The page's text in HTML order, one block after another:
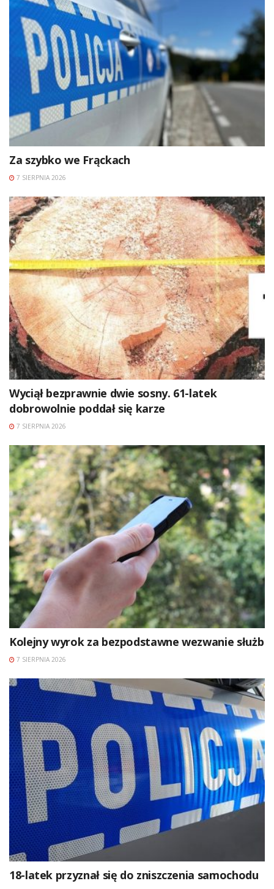
Za szybko we Frąckach
7 SIERPNIA 2026
Wyciął bezprawnie dwie sosny. 61-latek
dobrowolnie poddał się karze
7 SIERPNIA 2026
Kolejny wyrok za bezpodstawne wezwanie służb
7 SIERPNIA 2026
18-latek przyznał się do zniszczenia samochodu